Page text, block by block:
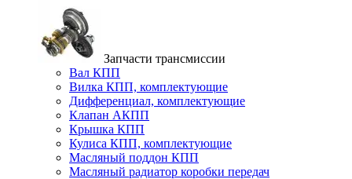
Запчасти трансмиссии
Вал КПП
Вилка КПП, комплектующие
Дифференциал, комплектующие
Клапан АКПП
Крышка КПП
Кулиса КПП, комплектующие
Масляный поддон КПП
Масляный радиатор коробки передач